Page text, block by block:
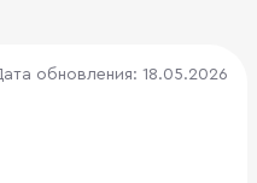
обновления: 18.05.2026